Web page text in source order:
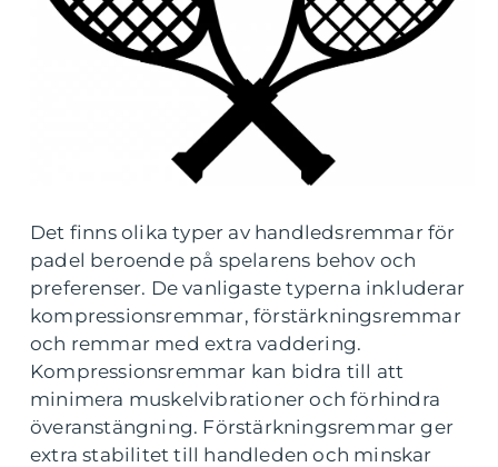
Det finns olika typer av handledsremmar för
padel beroende på spelarens behov och
preferenser. De vanligaste typerna inkluderar
kompressionsremmar, förstärkningsremmar
och remmar med extra vaddering.
Kompressionsremmar kan bidra till att
minimera muskelvibrationer och förhindra
överanstängning. Förstärkningsremmar ger
extra stabilitet till handleden och minskar